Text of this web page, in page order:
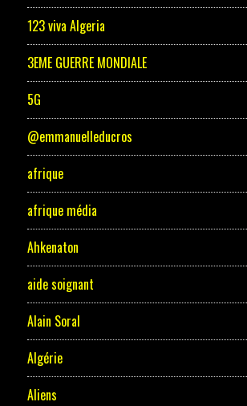
123 viva Algeria
3EME GUERRE MONDIALE
5G
@emmanuelleducros
afrique
afrique média
Ahkenaton
aide soignant
Alain Soral
Algérie
Aliens